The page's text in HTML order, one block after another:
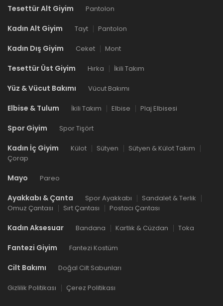
Tesettür Alt Giyim Pantolon
Kadın Alt Giyim Tayt Pantolon
Kadın Dış Giyim Ceket Mont
Tesettür Üst Giyim Hırka İkili Takım
Yüz & Vücut Bakımı Vücut Bakımı
Elbise & Tulum İkili Takım Elbise Plaj Elbisesi
Spor Giyim Spor Tişört
Kadın İç Giyim Külot Sütyen
Sütyen & Külot Takım
Çorap
Mayo Pareo
Ayakkabı & Çanta Spor Ayakkabı
Sandalet & Terlik
Omuz Çantası
Sırt Çantası Postacı Çantası
Kadın Aksesuar Bandana Kartlık & Cüzdan Toka
Fantezi Giyim Fantezi Kostüm
Cilt Bakımı Doğal Cilt Sabunları
Gizlilik Politikası Çerez Politikası